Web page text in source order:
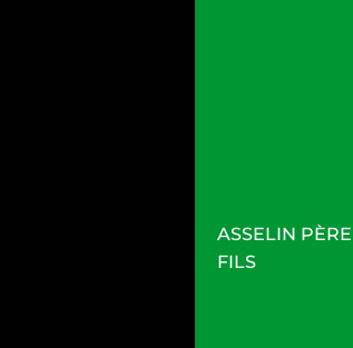
ASSELIN
FILS